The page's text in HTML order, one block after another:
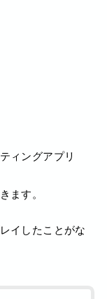
ィングアプリ
ます。
イしたことがな